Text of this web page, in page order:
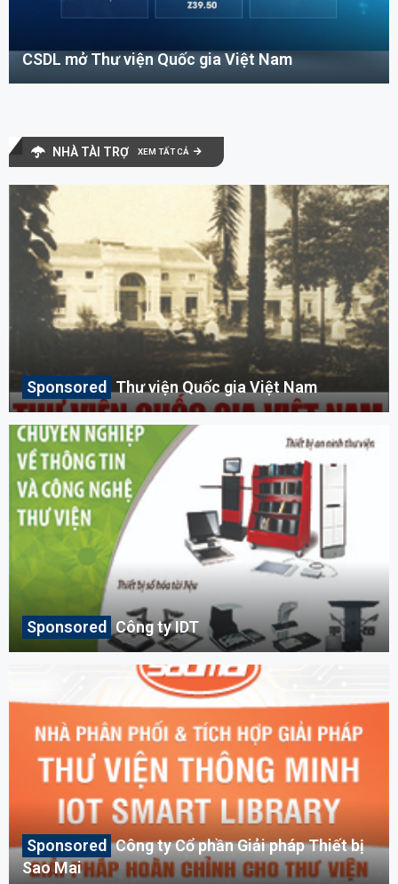
CSDL mở Thư viện Quốc gia Việt Nam
NHÀ TÀI TRỢ XEM TẤT CẢ
Thư viện Quốc gia Việt Nam
Công ty IDT
Công ty Cổ phần Giải pháp Thiết bị
Sao Mai